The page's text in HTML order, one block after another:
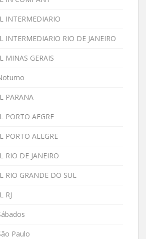
INTERMEDIARIO
INTERMEDIARIO RIO DE JANEIRO
MINAS GERAIS
PARANA
PORTO AEGRE
PORTO ALEGRE
RIO DE JANEIRO
RIO GRANDE DO SUL
RJ
Paulo